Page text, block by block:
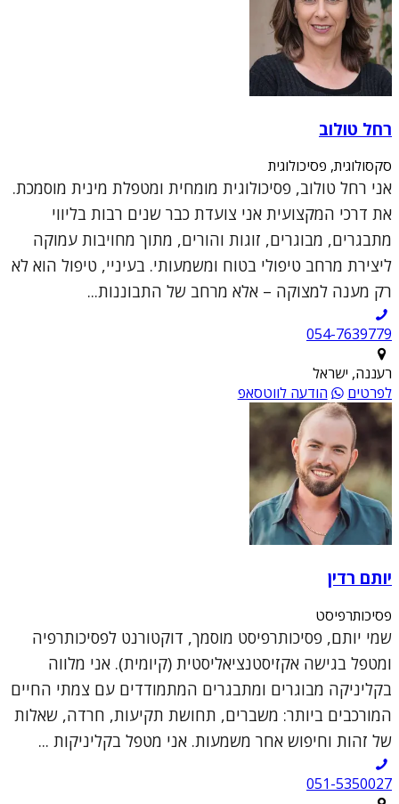
רחל טולוב
סקסולוגית, פסיכולוגית
אני רחל טולוב, פסיכולוגית מומחית ומטפלת מינית מוסמכת.
את דרכי המקצועית אני צועדת כבר שנים רבות בליווי
מתבגרים, מבוגרים, זוגות והורים, מתוך מחויבות עמוקה
ליצירת מרחב טיפולי בטוח ומשמעותי. בעיניי, טיפול הוא לא
רק מענה למצוקה – אלא מרחב של התבוננות...
054-7639779
רעננה, ישראל
לפרטים
הודעה לווטסאפ
יותם רדין
פסיכותרפיסט
שמי יותם, פסיכותרפיסט מוסמך, דוקטורנט לפסיכותרפיה
ומטפל בגישה אקזיסטנציאליסטית (קיומית). אני מלווה
בקליניקה מבוגרים ומתבגרים המתמודדים עם צמתי החיים
המורכבים ביותר: משברים, תחושת תקיעות, חרדה, שאלות
של זהות וחיפוש אחר משמעות. אני מטפל בקליניקות ...
051-5350027